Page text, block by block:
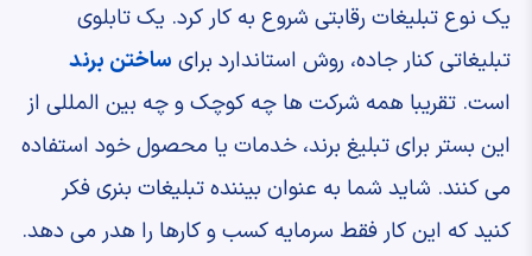
یک نوع تبلیغات رقابتی شروع به کار کرد. یک تابلوی
تبلیغاتی کنار جاده، روش استاندارد برای ساختن برند
است. تقریبا همه شرکت ها چه کوچک و چه بین المللی از
این بستر برای تبلیغ برند، خدمات یا محصول خود استفاده
می کنند. شاید شما به عنوان بیننده تبلیغات بنری فکر
کنید که این کار فقط سرمایه کسب و کارها را هدر می دهد.